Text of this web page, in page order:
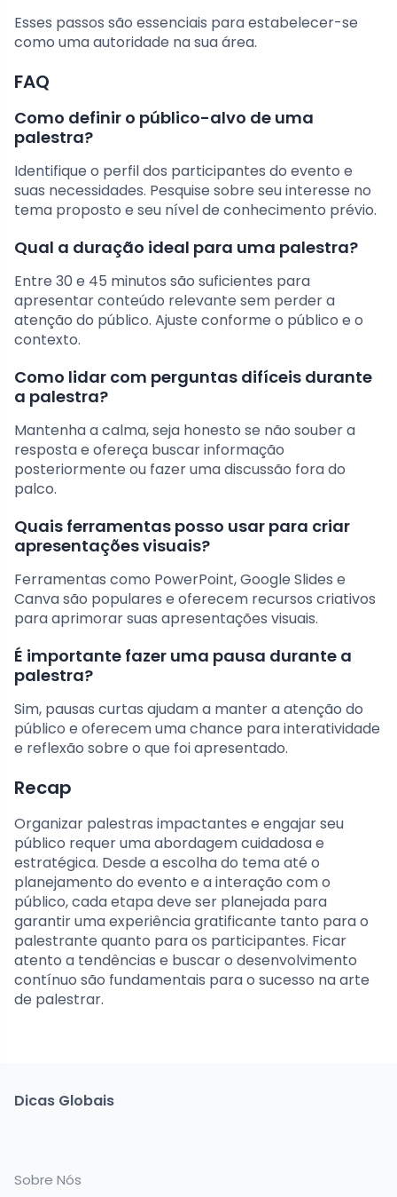
Esses passos são essenciais para estabelecer-se
como uma autoridade na sua área.
FAQ
Como definir o público-alvo de uma
palestra?
Identifique o perfil dos participantes do evento e
suas necessidades. Pesquise sobre seu interesse no
tema proposto e seu nível de conhecimento prévio.
Qual a duração ideal para uma palestra?
Entre 30 e 45 minutos são suficientes para
apresentar conteúdo relevante sem perder a
atenção do público. Ajuste conforme o público e o
contexto.
Como lidar com perguntas difíceis durante
a palestra?
Mantenha a calma, seja honesto se não souber a
resposta e ofereça buscar informação
posteriormente ou fazer uma discussão fora do
palco.
Quais ferramentas posso usar para criar
apresentações visuais?
Ferramentas como PowerPoint, Google Slides e
Canva são populares e oferecem recursos criativos
para aprimorar suas apresentações visuais.
É importante fazer uma pausa durante a
palestra?
Sim, pausas curtas ajudam a manter a atenção do
público e oferecem uma chance para interatividade
e reflexão sobre o que foi apresentado.
Recap
Organizar palestras impactantes e engajar seu
público requer uma abordagem cuidadosa e
estratégica. Desde a escolha do tema até o
planejamento do evento e a interação com o
público, cada etapa deve ser planejada para
garantir uma experiência gratificante tanto para o
palestrante quanto para os participantes. Ficar
atento a tendências e buscar o desenvolvimento
contínuo são fundamentais para o sucesso na arte
de palestrar.
Dicas Globais
Sobre Nós